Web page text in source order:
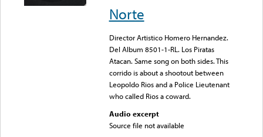
Norte
Director Artistico Homero Hernandez.
Del Album 8501-1-RL. Los Piratas
Atacan. Same song on both sides. This
corrido is about a shootout between
Leopoldo Rios and a Police Lieutenant
who called Rios a coward.
Audio excerpt
Source file not available